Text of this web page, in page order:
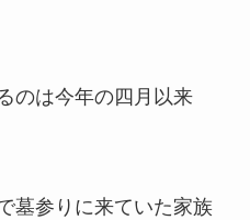
のは今年の四月以来
墓参りに来ていた家族